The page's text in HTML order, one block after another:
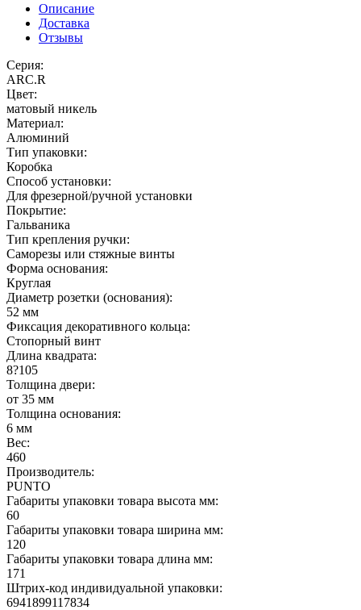
Описание
Доставка
Отзывы
Серия:
ARC.R
Цвет:
матовый никель
Материал:
Алюминий
Тип упаковки:
Коробка
Способ установки:
Для фрезерной/ручной установки
Покрытие:
Гальваника
Тип крепления ручки:
Саморезы или стяжные винты
Форма основания:
Круглая
Диаметр розетки (основания):
52 мм
Фиксация декоративного кольца:
Стопорный винт
Длина квадрата:
8?105
Толщина двери:
от 35 мм
Толщина основания:
6 мм
Вес:
460
Производитель:
PUNTO
Габариты упаковки товара высота мм:
60
Габариты упаковки товара ширина мм:
120
Габариты упаковки товара длина мм:
171
Штрих-код индивидуальной упаковки:
6941899117834